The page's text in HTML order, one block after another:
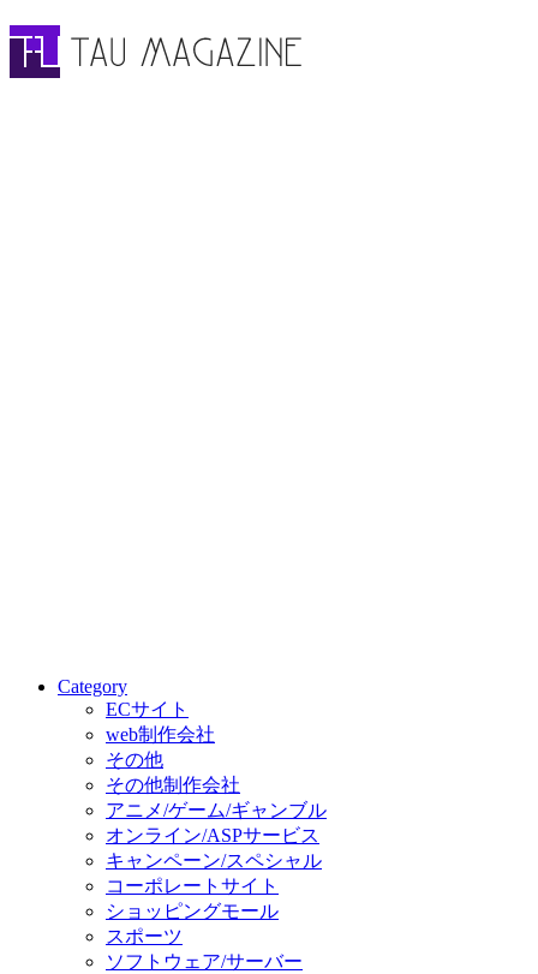
Category
ECサイト
web制作会社
その他
その他制作会社
アニメ/ゲーム/ギャンブル
オンライン/ASPサービス
キャンペーン/スペシャル
コーポレートサイト
ショッピングモール
スポーツ
ソフトウェア/サーバー